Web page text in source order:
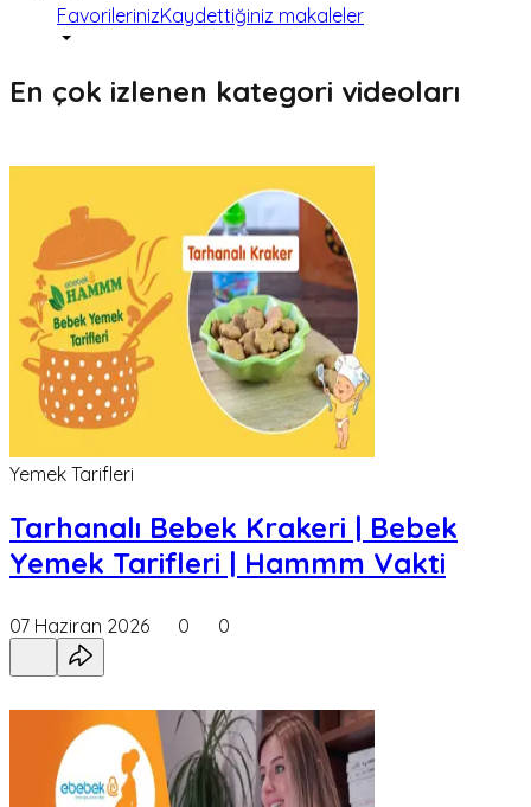
FavorilerinizKaydettiğiniz makaleler
En çok izlenen kategori videoları
Yemek Tarifleri
Tarhanalı Bebek Krakeri | Bebek
Yemek Tarifleri | Hammm Vakti
07 Haziran 2026 0 0